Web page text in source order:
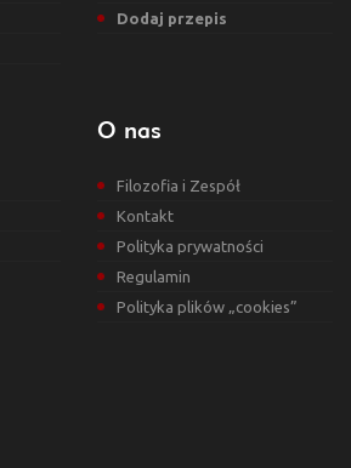
Dodaj przepis
O nas
Filozofia i Zespół
Kontakt
Polityka prywatności
Regulamin
Polityka plików „cookies”